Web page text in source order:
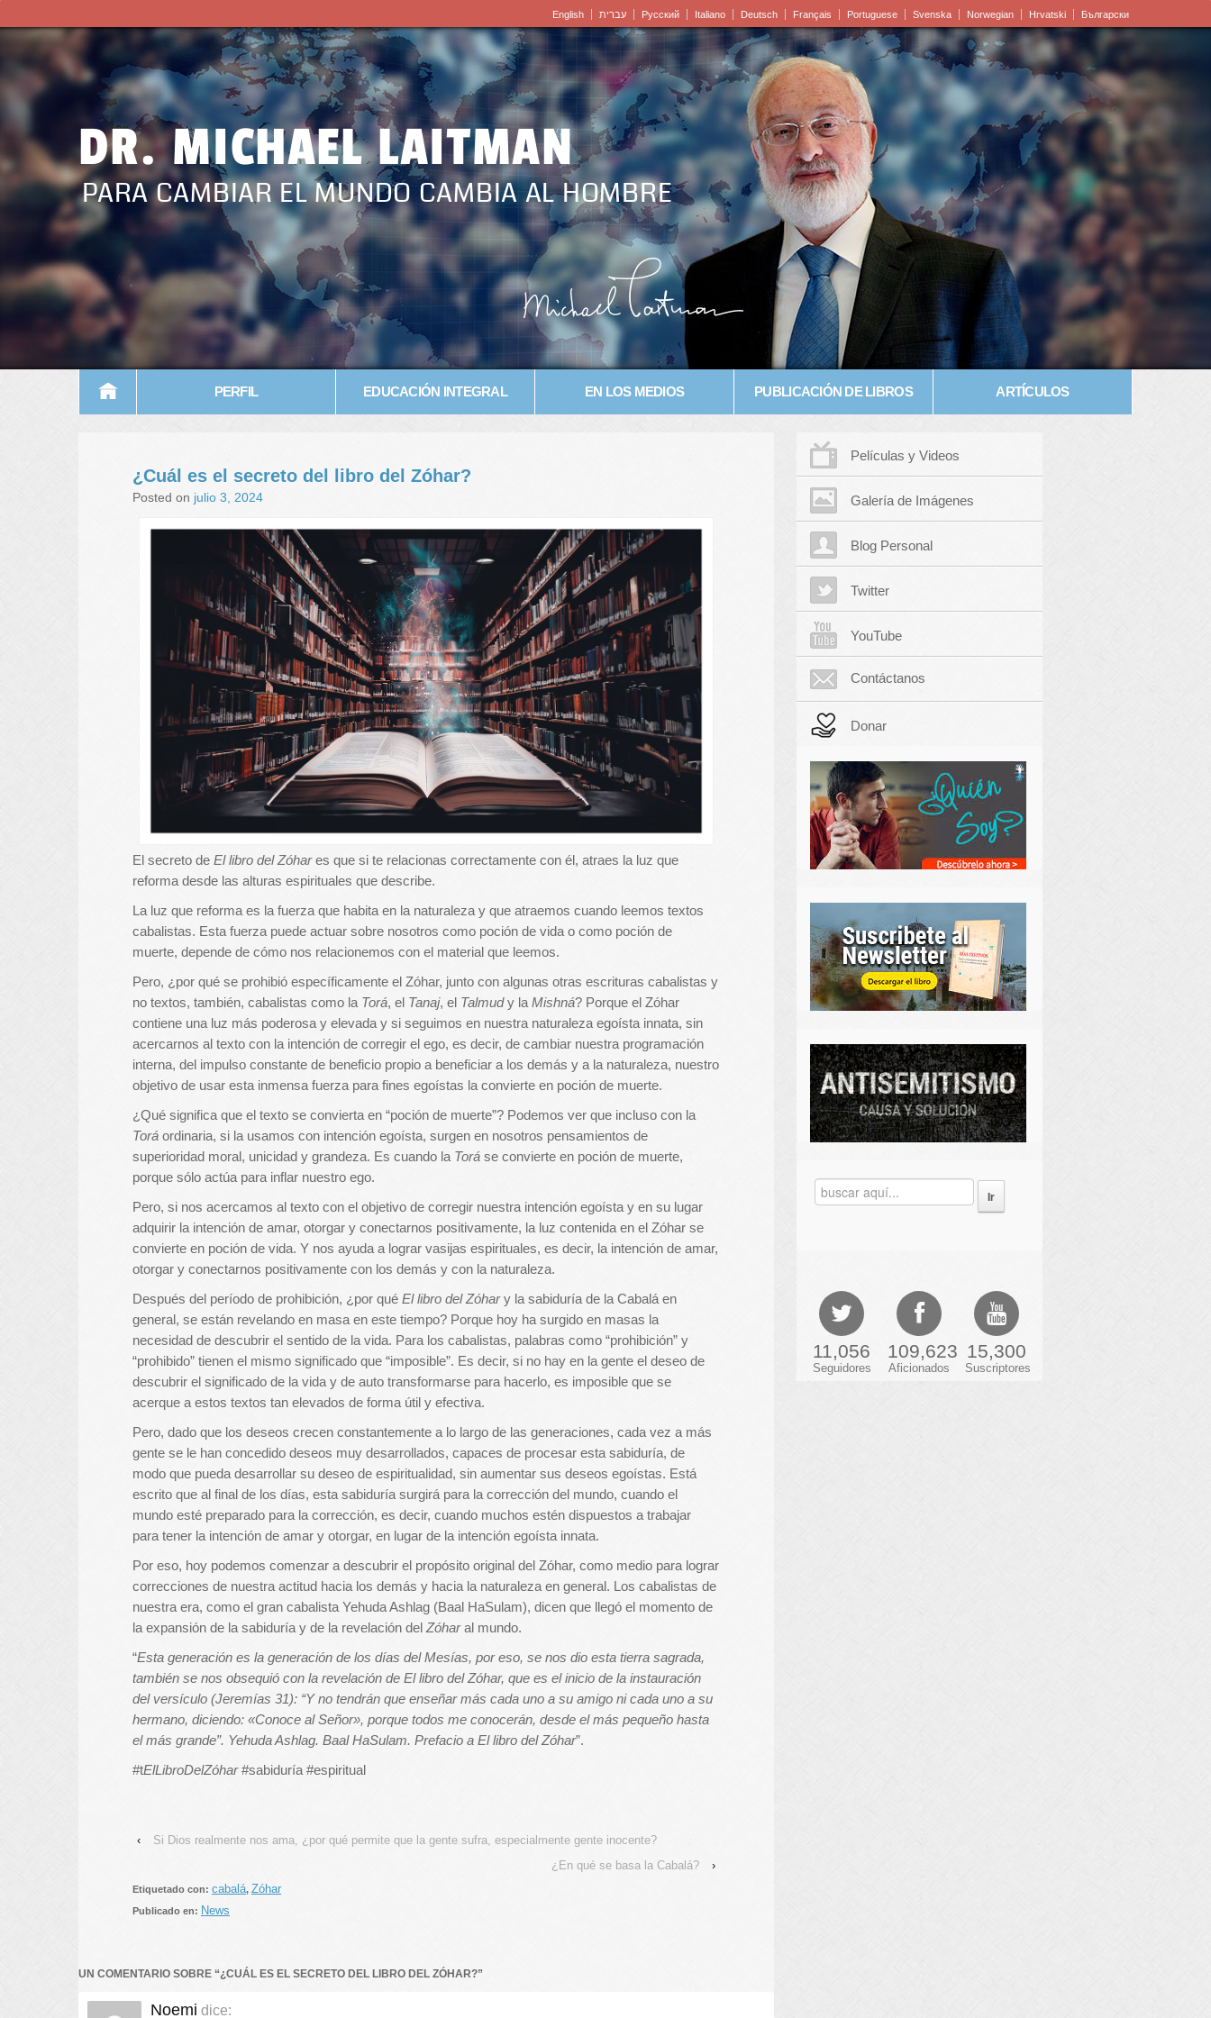
English עברית Pусский Italiano Deutsch Français Portuguese Svenska Norwegian Hrvatski Български
DR. MICHAEL LAITMAN
PARA CAMBIAR EL MUNDO CAMBIA AL HOMBRE
PERFIL EDUCACIÓN INTEGRAL EN LOS MEDIOS PUBLICACIÓN DE LIBROS ARTÍCULOS
¿Cuál es el secreto del libro del Zóhar?
Posted on julio 3, 2024
El secreto de El libro del Zóhares que si te relacionas correctamente con él, atraes la luz que
reforma desde las alturas espirituales que describe.
La luz que reforma es la fuerza que habita en la naturaleza y que atraemos cuando leemos textos
cabalistas. Esta fuerza puede actuar sobre nosotros como poción de vida o como poción de
muerte, depende de cómo nos relacionemos con el material que leemos.
Pero, ¿por qué se prohibió específicamente el Zóhar, junto con algunas otras escrituras cabalistas y
no textos, también, cabalistas como la Torá, el Tanaj, el Talmudy la Mishná? Porque el Zóhar
contiene una luz más poderosa y elevada y si seguimos en nuestra naturaleza egoísta innata, sin
acercarnos al texto con la intención de corregir el ego, es decir, de cambiar nuestra programación
interna, del impulso constante de beneficio propio a beneficiar a los demás y a la naturaleza, nuestro
objetivo de usar esta inmensa fuerza para fines egoístas la convierte en poción de muerte.
¿Qué significa que el texto se convierta en “poción de muerte”? Podemos ver que incluso con la
Torá ordinaria, si la usamos con intención egoísta, surgen en nosotros pensamientos de
superioridad moral, unicidad y grandeza. Es cuando la Torá se convierte en poción de muerte,
porque sólo actúa para inflar nuestro ego.
Pero, si nos acercamos al texto con el objetivo de corregir nuestra intención egoísta y en su lugar
adquirir la intención de amar, otorgar y conectarnos positivamente, la luz contenida en el Zóhar se
convierte en poción de vida. Y nos ayuda a lograr vasijas espirituales, es decir, la intención de amar,
otorgar y conectarnos positivamente con los demás y con la naturaleza.
Después del período de prohibición, ¿por qué El libro del Zóhary la sabiduría de la Cabalá en
general, se están revelando en masa en este tiempo? Porque hoy ha surgido en masas la
necesidad de descubrir el sentido de la vida. Para los cabalistas, palabras como “prohibición” y
“prohibido” tienen el mismo significado que “imposible”. Es decir, si no hay en la gente el deseo de
descubrir el significado de la vida y de auto transformarse para hacerlo, es imposible que se
acerque a estos textos tan elevados de forma útil y efectiva.
Pero, dado que los deseos crecen constantemente a lo largo de las generaciones, cada vez a más
gente se le han concedido deseos muy desarrollados, capaces de procesar esta sabiduría, de
modo que pueda desarrollar su deseo de espiritualidad, sin aumentar sus deseos egoístas. Está
escrito que al final de los días, esta sabiduría surgirá para la corrección del mundo, cuando el
mundo esté preparado para la corrección, es decir, cuando muchos estén dispuestos a trabajar
para tener la intención de amar y otorgar, en lugar de la intención egoísta innata.
Por eso, hoy podemos comenzar a descubrir el propósito original del Zóhar, como medio para lograr
correcciones de nuestra actitud hacia los demás y hacia la naturaleza en general. Los cabalistas de
nuestra era, como el gran cabalista Yehuda Ashlag (Baal HaSulam), dicen que llegó el momento de
la expansión de la sabiduría y de la revelación del Zóharal mundo.
“Esta generación es la generación de los días del Mesías, por eso, se nos dio esta tierra sagrada,
también se nos obsequió con la revelación de El libro del Zóhar, que es el inicio de la instauración
del versículo (Jeremías 31): “Y no tendrán que enseñar más cada uno a su amigo ni cada uno a su
hermano, diciendo: «Conoce al Señor», porque todos me conocerán, desde el más pequeño hasta
el más grande”. Yehuda Ashlag. Baal HaSulam. Prefacio a El libro del Zóhar”.
#tElLibroDelZóhar#sabiduría #espiritual
‹
Si Dios realmente nos ama, ¿por qué permite que la gente sufra, especialmente gente inocente?
¿En qué se basa la Cabalá?
›
Etiquetado con: cabalá, Zóhar
Publicado en: News
UN COMENTARIO SOBRE “¿CUÁL ES EL SECRETO DEL LIBRO DEL ZÓHAR?”
Noemi dice:
Películas y Videos
Galería de Imágenes
Blog Personal
Twitter
YouTube
Contáctanos
Donar
11,056
Seguidores
109,623
Aficionados
15,300
Suscriptores